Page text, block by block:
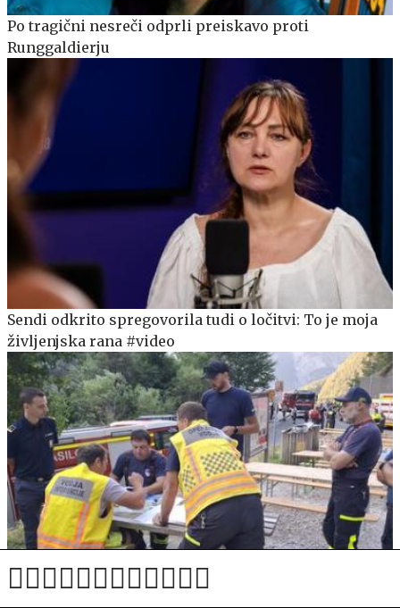
Po tragični nesreči odprli preiskavo proti
Runggaldierju
Sendi odkrito spregovorila tudi o ločitvi: To je moja
življenjska rana #video